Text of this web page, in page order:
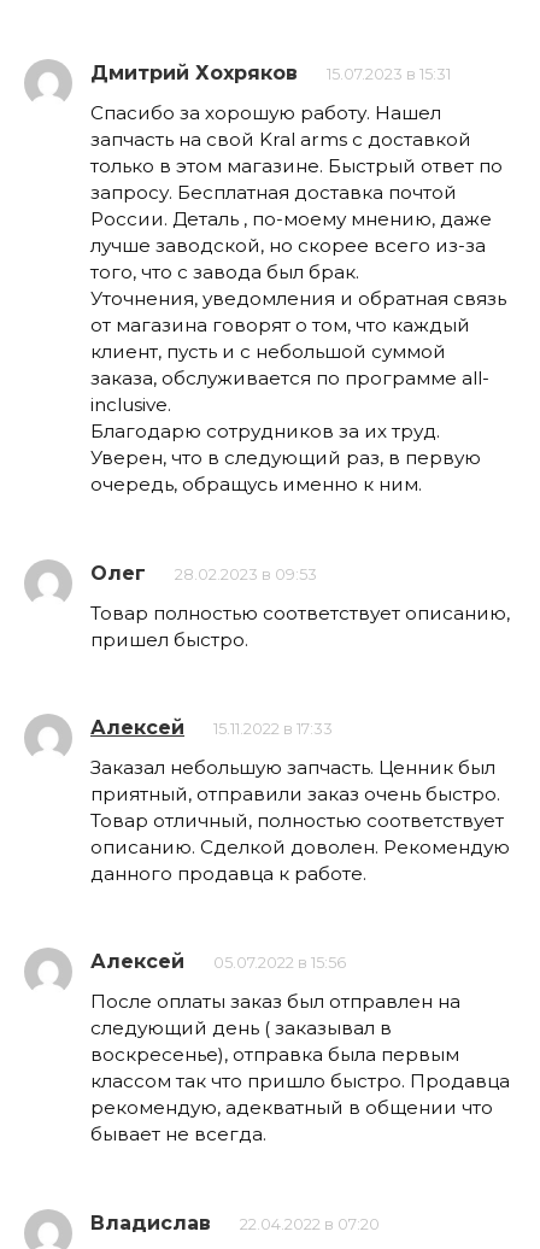
Дмитрий Хохряков 15.07.2023 в 15:31
Спасибо за хорошую работу. Нашел
запчасть на свой Kral arms с доставкой
только в этом магазине. Быстрый ответ по
запросу. Бесплатная доставка почтой
России. Деталь , по-моему мнению, даже
лучше заводской, но скорее всего из-за
того, что с завода был брак.
Уточнения, уведомления и обратная связь
от магазина говорят о том, что каждый
клиент, пусть и с небольшой суммой
заказа, обслуживается по программе all-
inclusive.
Благодарю сотрудников за их труд.
Уверен, что в следующий раз, в первую
очередь, обращусь именно к ним.
Олег 28.02.2023 в 09:53
Товар полностью соответствует описанию,
пришел быстро.
Алексей 15.11.2022 в 17:33
Заказал небольшую запчасть. Ценник был
приятный, отправили заказ очень быстро.
Товар отличный, полностью соответствует
описанию. Сделкой доволен. Рекомендую
данного продавца к работе.
Алексей 05.07.2022 в 15:56
После оплаты заказ был отправлен на
следующий день ( заказывал в
воскресенье), отправка была первым
классом так что пришло быстро. Продавца
рекомендую, адекватный в общении что
бывает не всегда.
Владислав 22.04.2022 в 07:20